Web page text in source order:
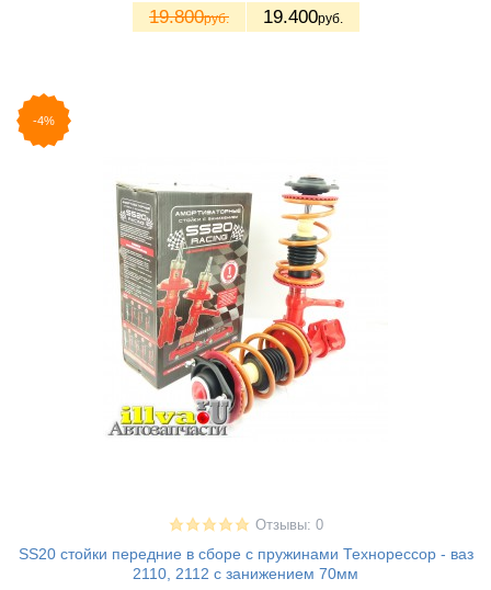
19.800руб. 19.400руб.
-4%
Отзывы: 0
SS20 стойки передние в сборе с пружинами Технорессор - ваз
2110, 2112 с занижением 70мм